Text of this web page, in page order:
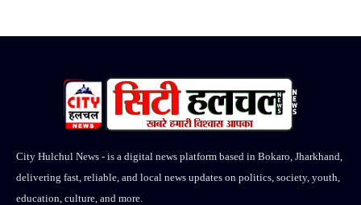
City Hulchul News - is a digital news platform based in Bokaro, Jharkhand,
delivering fast, reliable, and local news updates on politics, society, youth,
education, culture, and more.